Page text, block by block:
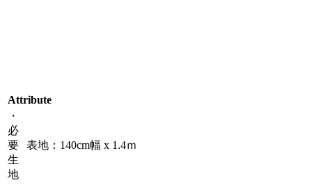
Attribute
・
必
要
生
地
表地：140cm幅 x 1.4ｍ